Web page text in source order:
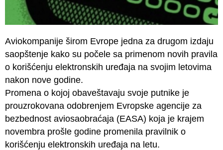
Aviokompanije širom Evrope jedna za drugom izdaju
saopštenje kako su počele sa primenom novih pravila
o korišćenju elektronskih uređaja na svojim letovima
nakon nove godine.
Promena o kojoj obaveštavaju svoje putnike je
prouzrokovana odobrenjem Evropske agencije za
bezbednost aviosaobraćaja (EASA) koja je krajem
novembra prošle godine promenila pravilnik o
korišćenju elektronskih uređaja na letu.